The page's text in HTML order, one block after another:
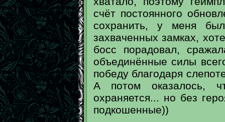
счёт постоянного
сохранить, у меня
захваченных замках,
босс порадовал,
объединённые силы
победу благодаря
А потом оказалось,
охраняется... но без
подкошенные))